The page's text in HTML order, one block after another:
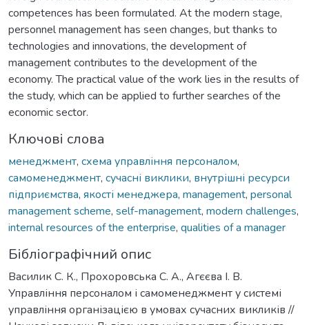
competences has been formulated. At the modern stage,
personnel management has seen changes, but thanks to
technologies and innovations, the development of
management contributes to the development of the
economy. The practical value of the work lies in the results of
the study, which can be applied to further searches of the
economic sector.
Ключові слова
менеджмент, схема управління персоналом,
самоменеджмент, сучасні виклики, внутрішні ресурси
підприємства, якості менеджера, management, personal
management scheme, self-management, modern challenges,
internal resources of the enterprise, qualities of a manager
Бібліографічний опис
Василик С. К., Прохоровська С. А., Агєєва І. В.
Управління персоналом і самоменеджмент у системі
управління організацією в умовах сучасних викликів //